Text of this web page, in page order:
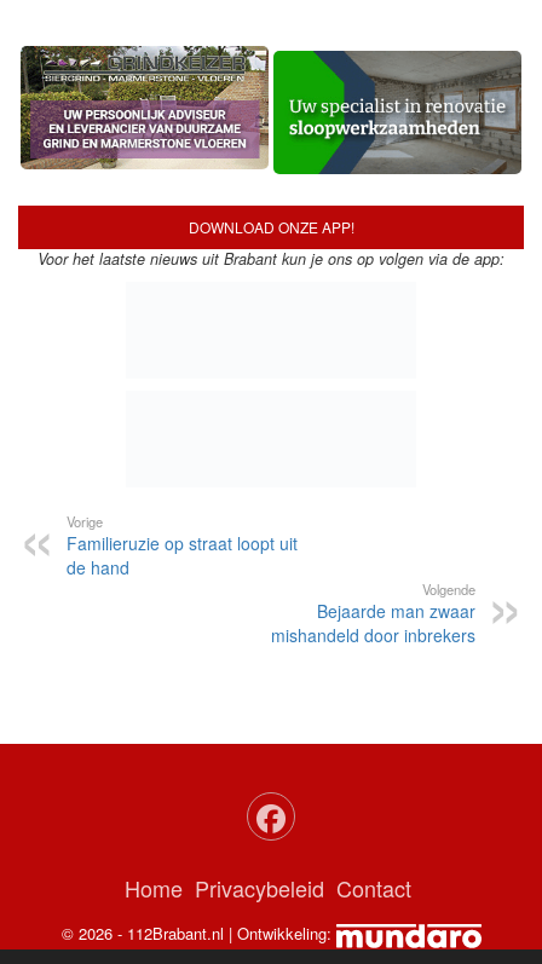
DOWNLOAD ONZE APP!
Voor het laatste nieuws uit Brabant kun je ons op volgen via de app:
Vorige
Familieruzie op straat loopt uit
de hand
Volgende
Bejaarde man zwaar
mishandeld door inbrekers
Home Privacybeleid Contact
© 2026 - 112Brabant.nl | Ontwikkeling: